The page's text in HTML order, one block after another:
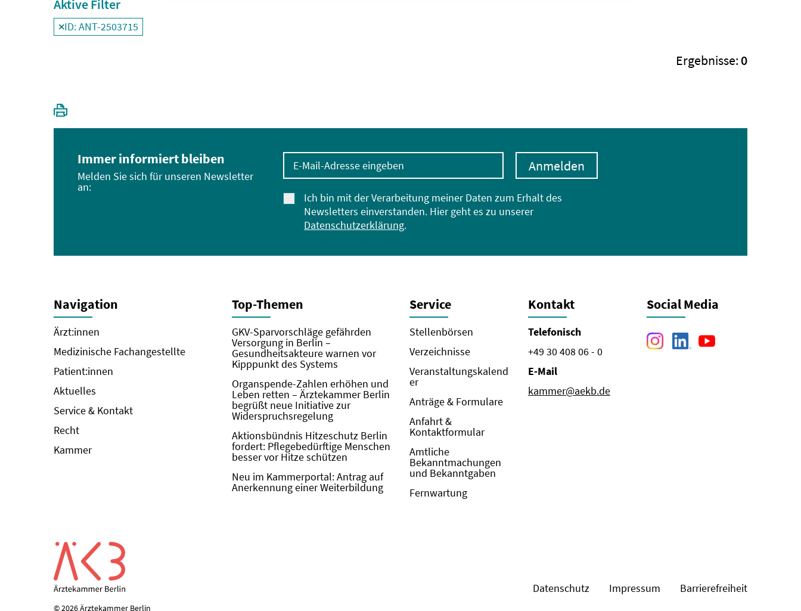
Aktive Filter
Filter
ID: ANT-2503715
deaktivieren und Suchergebnisse neu laden
Ergebnisse:0
Immer informiert bleiben
Melden Sie sich für unseren Newsletter
an:
E-Mail-Adresse eingeben
Ich bin mit der Verarbeitung meiner Daten zum Erhalt des
Newsletters einverstanden. Hier geht es zu unserer
Datenschutzerklärung.
Anmelden
Navigation
Ärzt:innen
Medizinische Fachangestellte
Patient:innen
Aktuelles
Service & Kontakt
Recht
Kammer
Top-Themen
GKV-Sparvorschläge gefährden
Versorgung in Berlin –
Gesundheitsakteure warnen vor
Kipppunkt des Systems
Organspende-Zahlen erhöhen und
Leben retten – Ärztekammer Berlin
begrüßt neue Initiative zur
Widerspruchsregelung
Aktionsbündnis Hitzeschutz Berlin
fordert: Pflegebedürftige Menschen
besser vor Hitze schützen
Neu im Kammerportal: Antrag auf
Anerkennung einer Weiterbildung
Service
Stellenbörsen
Verzeichnisse
Veranstaltungskalend
er
Anträge & Formulare
Anfahrt &
Kontaktformular
Amtliche
Bekanntmachungen
und Bekanntgaben
Fernwartung
Kontakt
Telefonisch
+49 30 408 06 - 0
E-Mail
kammer@aekb.de
Social Media
Datenschutz Impressum Barrierefreiheit
© 2026 Ärztekammer Berlin